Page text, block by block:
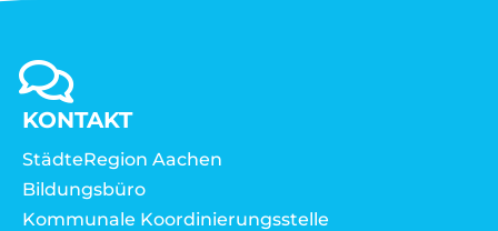
KONTAKT
StädteRegion Aachen
Bildungsbüro
Kommunale Koordinierungsstelle